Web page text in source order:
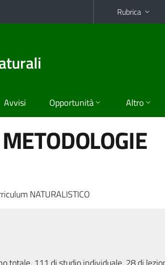
Rubrica
Avvisi Opportunità Altro
NATURALISTICO